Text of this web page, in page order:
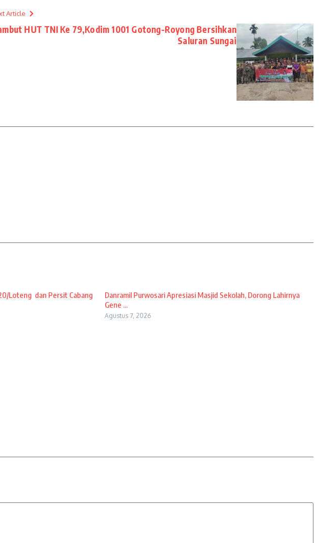
Article
HUT TNI Ke 79,Kodim 1001 Gotong-Royong Bersihkan
Saluran Sungai
Loteng dan Persit Cabang
Danramil Purwosari Apresiasi Masjid Sekolah, Dorong Lahirnya
Gene ...
Agustus 7, 2026